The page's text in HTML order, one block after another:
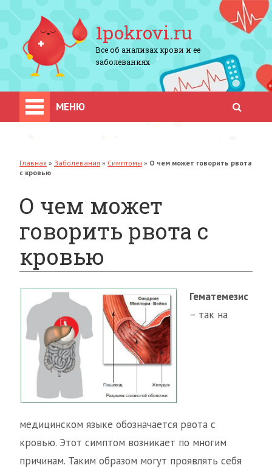
1pokrovi.ru
Все об анализах крови и ее
заболеваниях
МЕНЮ
Главная » Заболевания » Симптомы » О чем может говорить рвота
с кровью
О чем может
говорить рвота с
кровью
Гематемезис
– так на
медицинском языке обозначается рвота с
кровью. Этот симптом возникает по многим
причинам. Таким образом могут проявлять себя